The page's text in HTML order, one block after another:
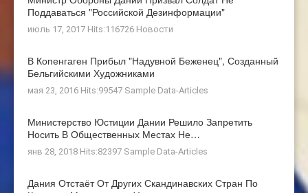
Поддаваться "российской Дезинформации"
июль 17, 2017 Hits:116726 Новости
В Копенгаген Прибыл "Надувной Беженец", Созданный
Бельгийскими Художниками
мая 23, 2016 Hits:99547 Sample Data-Articles
Министерство Юстиции Дании Решило Запретить
Носить В Общественных Местах Не…
янв 28, 2018 Hits:82397 Sample Data-Articles
Дания Отстаёт От Других Скандинавских Стран По